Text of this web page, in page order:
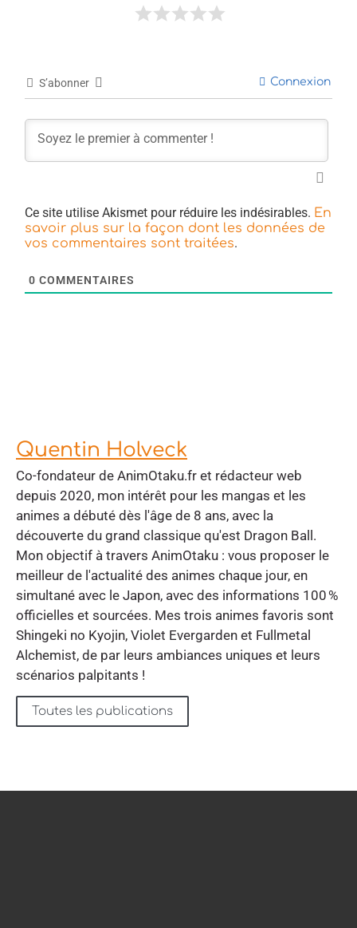
S’abonner Connexion
Ce site utilise Akismet pour réduire les indésirables. En
savoir plus sur la façon dont les données de
vos commentaires sont traitées.
0 COMMENTAIRES
Quentin Holveck
Co-fondateur de AnimOtaku.fr et rédacteur web
depuis 2020, mon intérêt pour les mangas et les
animes a débuté dès l'âge de 8 ans, avec la
découverte du grand classique qu'est Dragon Ball.
Mon objectif à travers AnimOtaku : vous proposer le
meilleur de l'actualité des animes chaque jour, en
simultané avec le Japon, avec des informations 100 %
officielles et sourcées. Mes trois animes favoris sont
Shingeki no Kyojin, Violet Evergarden et Fullmetal
Alchemist, de par leurs ambiances uniques et leurs
scénarios palpitants !
Toutes les publications